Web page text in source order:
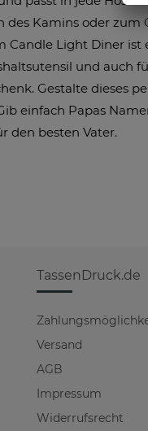
des Kamins oder zum
Candle Light Diner ist
und auch
Gestalte dieses
einfach Papas
den besten Vater.
TassenDruck.de
Versand
AGB
Impressum
Widerrufsrecht